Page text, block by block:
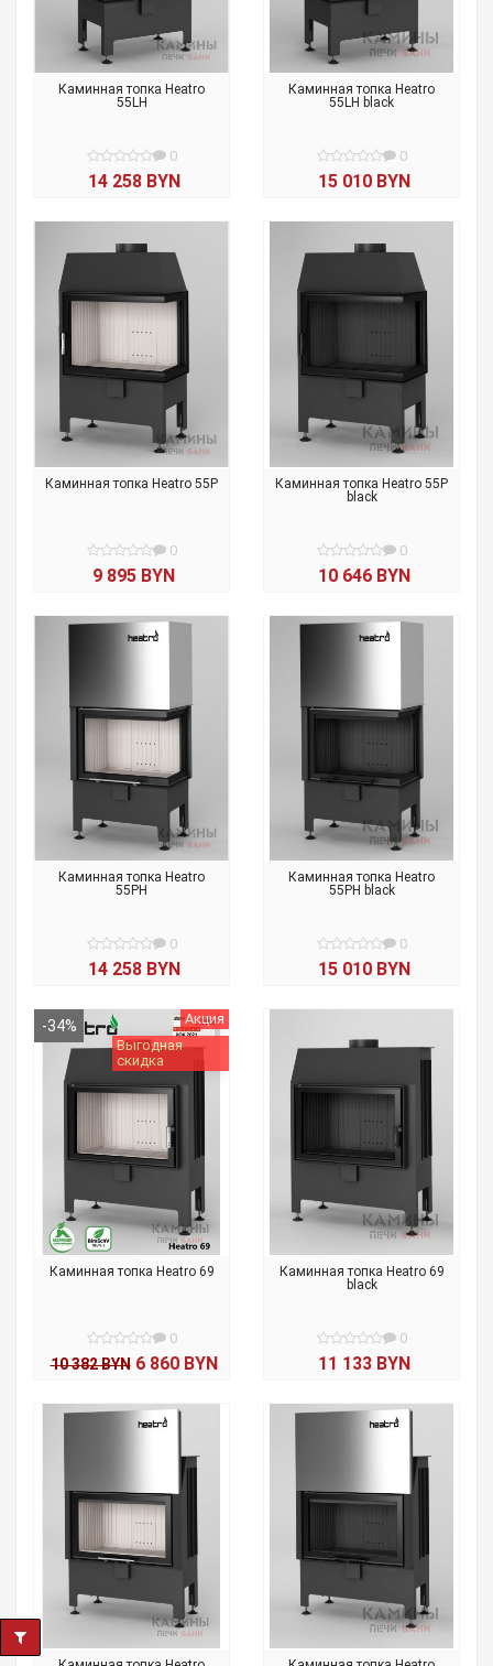
Каминная топка Heatro
55LH
0
14 258 BYN
Каминная топка Heatro
55LH black
0
15 010 BYN
Каминная топка Heatro 55P
0
9 895 BYN
Каминная топка Heatro 55P
black
0
10 646 BYN
Каминная топка Heatro
55PH
0
14 258 BYN
Каминная топка Heatro
55PH black
0
15 010 BYN
Акция
Выгодная
скидка
-34%
Каминная топка Heatro 69
0
10 382 BYN 6 860 BYN
Каминная топка Heatro 69
black
0
11 133 BYN